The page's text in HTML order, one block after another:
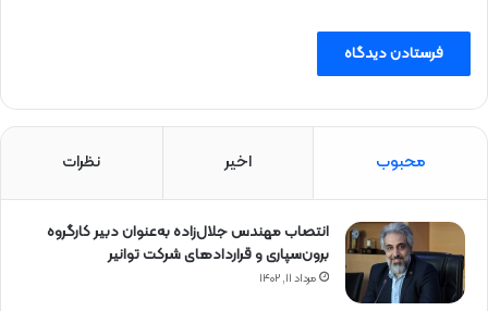
محبوب اخیر نظرات
انتصاب مهندس جلال‌زاده به‌عنوان دبیر كارگروه
برون‌سپاری و قراردادهای شركت توانیر
مرداد ۱۱, ۱۴۰۲